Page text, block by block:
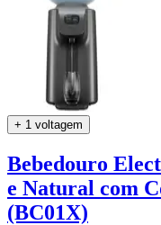
+ 1 voltagem
Bebedouro
e Natural com
(BC01X)